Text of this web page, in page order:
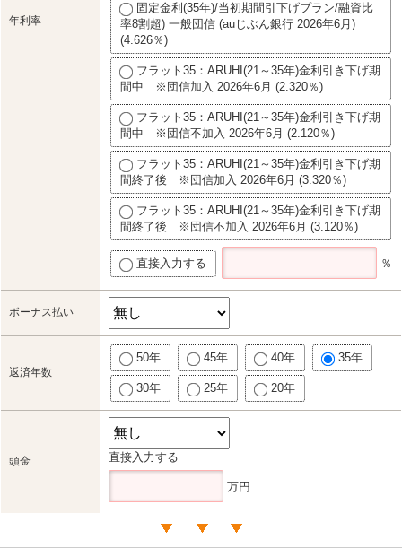
年利率
固定金利(35年)/当初期間引下げプラン/融資比
率8割超) 一般団信 (auじぶん銀行 2026年6月)
(4.626％)
フラット35：ARUHI(21～35年)金利引き下げ期
間中 ※団信加入 2026年6月 (2.320％)
フラット35：ARUHI(21～35年)金利引き下げ期
間中 ※団信不加入 2026年6月 (2.120％)
フラット35：ARUHI(21～35年)金利引き下げ期
間終了後 ※団信加入 2026年6月 (3.320％)
フラット35：ARUHI(21～35年)金利引き下げ期
間終了後 ※団信不加入 2026年6月 (3.120％)
直接入力する ％
ボーナス払い
返済年数
50年 45年 40年 35年
30年 25年 20年
頭金 直接入力する
万円